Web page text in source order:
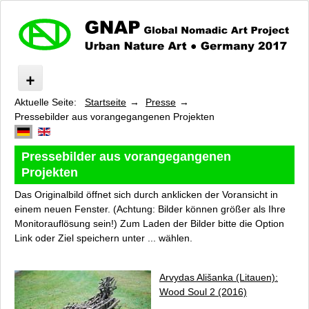
Urban Nature Art
Was ist »GNAP«?
Impressionen
Route
Programm
Künstler
Experten
Unterstützer und Sponsoren
Kooperationspartner
Pressebilder
Pressebilder aus vorangegangenen Projekten
Aktuelle Seite: Startseite
Presse
Pressebilder aus vorangegangenen Projekten
Pressebilder aus vorangegangenen
Projekten
Das Originalbild öffnet sich durch anklicken der Voransicht in
einem neuen Fenster. (Achtung: Bilder können größer als Ihre
Monitorauflösung sein!) Zum Laden der Bilder bitte die Option
Link oder Ziel speichern unter ... wählen.
Arvydas Ališanka (Litauen):
Wood Soul 2 (2016)